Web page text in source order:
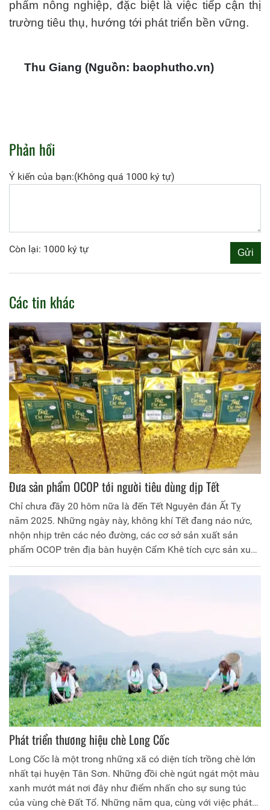
phẩm nông nghiệp, đặc biệt là việc tiếp cận thị
trường tiêu thụ, hướng tới phát triển bền vững.
Thu Giang (Nguồn: baophutho.vn)
Phản hồi
Ý kiến của bạn:(Không quá 1000 ký tự)
Còn lại: 1000 ký tự
Các tin khác
Đưa sản phẩm OCOP tới người tiêu dùng dịp Tết
Chỉ chưa đầy 20 hôm nữa là đến Tết Nguyên đán Ất Tỵ
năm 2025. Những ngày này, không khí Tết đang náo nức,
nhộn nhịp trên các nẻo đường, các cơ sở sản xuất sản
phẩm OCOP trên địa bàn huyện Cẩm Khê tích cực sản xuất
phục vụ thị trường Tết Nguyên đán.
Phát triển thương hiệu chè Long Cốc
Long Cốc là một trong những xã có diện tích trồng chè lớn
nhất tại huyện Tân Sơn. Những đồi chè ngút ngát một màu
xanh mướt mát nơi đây như điểm nhấn cho sự sung túc
của vùng chè Đất Tổ. Những năm qua, cùng với việc phát